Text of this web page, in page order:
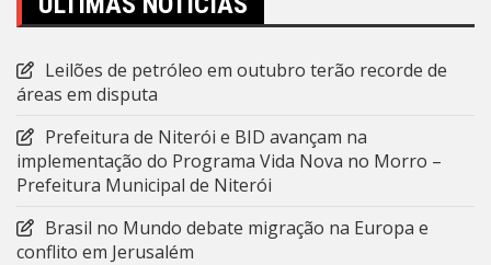
Leilões de petróleo em outubro terão recorde de
áreas em disputa
Prefeitura de Niterói e BID avançam na
implementação do Programa Vida Nova no Morro –
Prefeitura Municipal de Niterói
Brasil no Mundo debate migração na Europa e
conflito em Jerusalém